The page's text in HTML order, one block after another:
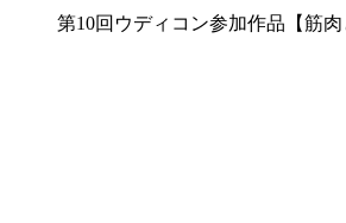
第10回ウディコン参加作品【筋肉